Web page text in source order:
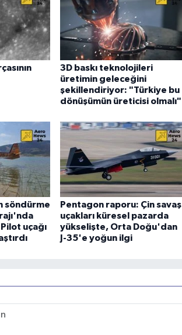
3D baskı teknolojileri
üretimin geleceğini
şekillendiriyor: "Türkiye bu
dönüşümün üreticisi olmalı"
söndürme
uçağı
Pentagon raporu: Çin savaş
uçakları küresel pazarda
yükselişte, Orta Doğu'dan
J-35'e yoğun ilgi